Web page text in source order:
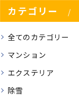
カテゴリー
全てのカテゴリー
マンション
エクステリア
除雪